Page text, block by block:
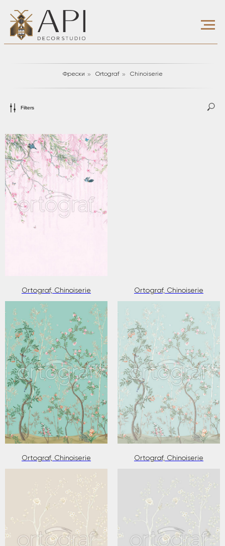
Фрески » Ortograf » Сhinoiserie
Filters
Ortograf, Chinoiserie Ortograf, Chinoiserie
Ortograf, Chinoiserie Ortograf, Chinoiserie